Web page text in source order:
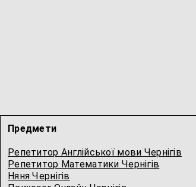
Предмети
Репетитор Англійської мови Чернігів
Репетитор Математики Чернігів
Няня Чернігів